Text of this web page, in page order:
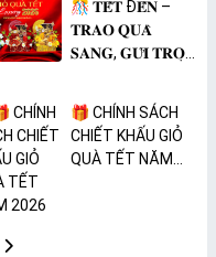
🎊 𝐓𝐄̂́𝐓 Đ𝐄̂́𝐍 –
𝐓𝐑𝐀𝐎 𝐐𝐔𝐀̀
𝐒𝐀𝐍𝐆, 𝐆𝐔̛̉𝐈 𝐓𝐑𝐎̣𝐍
🎁 CHÍNH SÁCH
CHIẾT KHẤU GIỎ
QUÀ TẾT NĂM